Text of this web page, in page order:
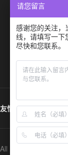
友情链接:
All Rights Reserved
请您留言
感谢您的关注，
线，请填写一下
尽快和您联系。